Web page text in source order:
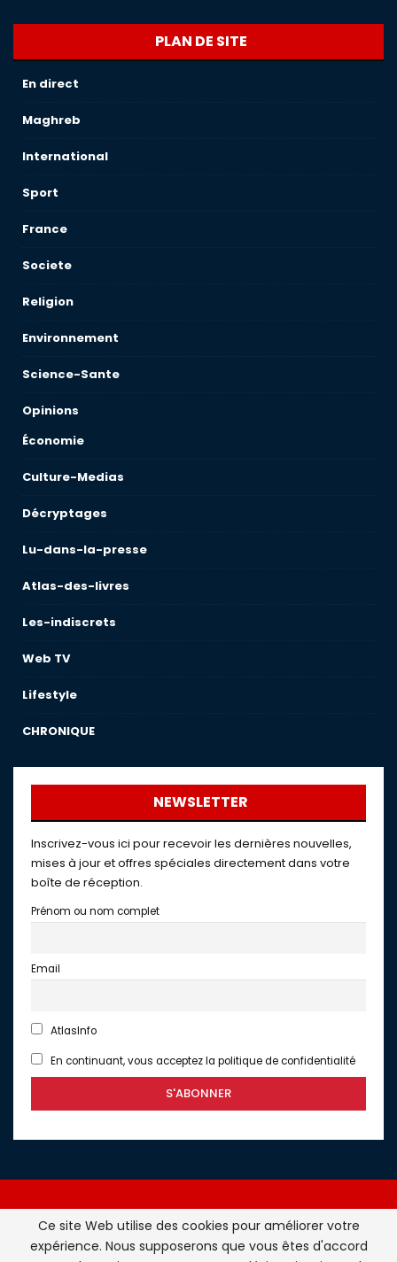
PLAN DE SITE
En direct
Maghreb
International
Sport
France
Societe
Religion
Environnement
Science-Sante
Opinions
Économie
Culture-Medias
Décryptages
Lu-dans-la-presse
Atlas-des-livres
Les-indiscrets
Web TV
Lifestyle
CHRONIQUE
NEWSLETTER
Inscrivez-vous ici pour recevoir les dernières nouvelles,
mises à jour et offres spéciales directement dans votre
boîte de réception.
Prénom ou nom complet
Email
AtlasInfo
En continuant, vous acceptez la politique de confidentialité
Atlasinfo.fr : l'essentiel de l'actualité de la France et du
Ce site Web utilise des cookies pour améliorer votre
expérience. Nous supposerons que vous êtes d'accord